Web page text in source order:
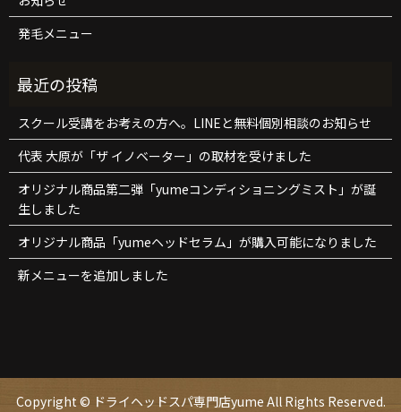
発毛メニュー
スクール受講をお考えの方へ。LINEと無料個別相談のお知らせ
代表 大原が「ザ イノベーター」の取材を受けました
オリジナル商品第二弾「yumeコンディショニングミスト」が誕
生しました
オリジナル商品「yumeヘッドセラム」が購入可能になりました
新メニューを追加しました
Copyright © ドライヘッドスパ専門店yume All Rights Reserved.